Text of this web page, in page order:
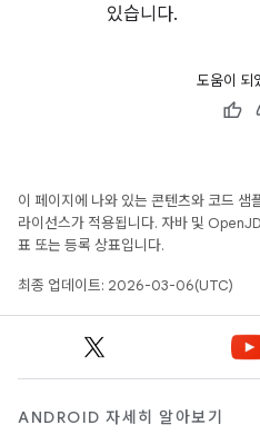
있습니다.
도움이 되
이 페이지에 나와 있는 콘텐츠와 코드 샘
라이선스가 적용됩니다. 자바 및
표 또는 등록 상표입니다.
최종 업데이트: 2026-03-06(UTC)
ANDROID 자세히 알아보기